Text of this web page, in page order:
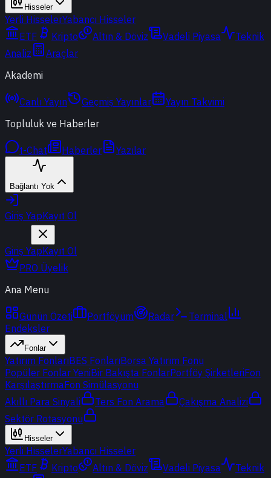
Hisseler
Yerli HisselerYabancı Hisseler
ETF
Kripto Altın & Döviz Vadeli Piyasa
Teknik
Analiz
Araçlar
Akademi
Canlı Yayın Geçmiş Yayınlar
Yayın Takvimi
Topluluk ve Haberler
t-Chat Haberler Yazılar
Bağlantı Yok
Giriş YapKayıt Ol
Giriş YapKayıt Ol
PRO Üyelik
Ana Menu
Günün Özeti Portföyüm Radar
Terminal
Endeksler
Fonlar
Yatırım FonlarıBES FonlarıBorsa Yatırım Fonu
Popüler Fonlar YeniBir Bakışta FonlarPortföy ŞirketleriFon
KarşılaştırmaFon Simülasyonu
Akıllı Para Sinyali
Ters Fon Arama
Çakışma Analizi
Sektör Rotasyonu
Hisseler
Yerli HisselerYabancı Hisseler
ETF
Kripto Altın & Döviz Vadeli Piyasa
Teknik